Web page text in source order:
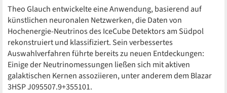
Theo Glauch entwickelte eine Anwendung, basierend auf
künstlichen neuronalen Netzwerken, die Daten von
Hochenergie-Neutrinos des IceCube Detektors am Südpol
rekonstruiert und klassifiziert. Sein verbessertes
Auswahlverfahren führte bereits zu neuen Entdeckungen:
Einige der Neutrinomessungen ließen sich mit aktiven
galaktischen Kernen assoziieren, unter anderem dem Blazar
3HSP J095507.9+355101.